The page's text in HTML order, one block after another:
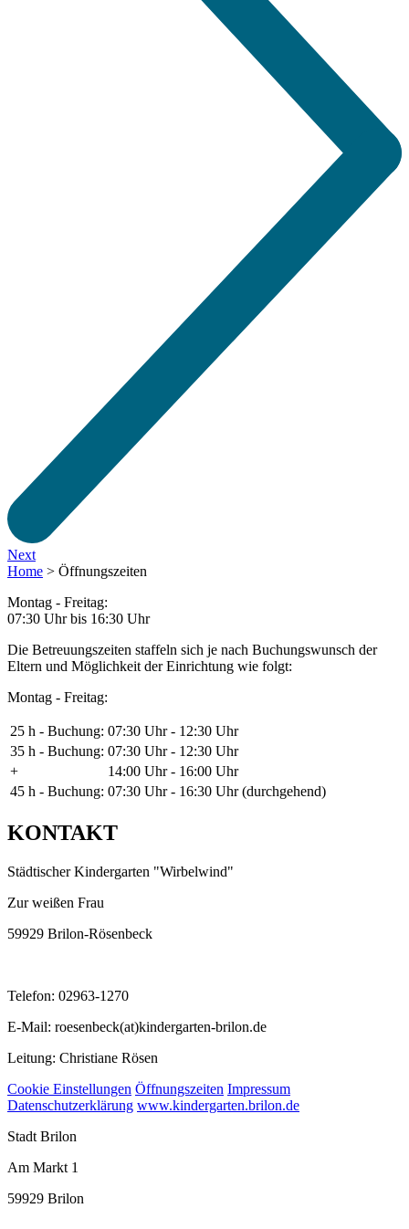
Next
Home > Öffnungszeiten
Montag - Freitag:
07:30 Uhr bis 16:30 Uhr
Die Betreuungszeiten staffeln sich je nach Buchungswunsch der
Eltern und Möglichkeit der Einrichtung wie folgt:
Montag - Freitag:
25 h - Buchung: 07:30 Uhr - 12:30 Uhr
35 h - Buchung: 07:30 Uhr - 12:30 Uhr
+
14:00 Uhr - 16:00 Uhr
45 h - Buchung: 07:30 Uhr - 16:30 Uhr (durchgehend)
KONTAKT
Städtischer Kindergarten "Wirbelwind"
Zur weißen Frau
59929 Brilon-Rösenbeck
Telefon: 02963-1270
E-Mail: roesenbeck(at)kindergarten-brilon.de
Leitung: Christiane Rösen
Cookie Einstellungen Öffnungszeiten Impressum
Datenschutzerklärung www.kindergarten.brilon.de
Stadt Brilon
Am Markt 1
59929 Brilon